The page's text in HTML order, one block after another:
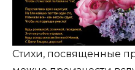
Стихи, посвященные